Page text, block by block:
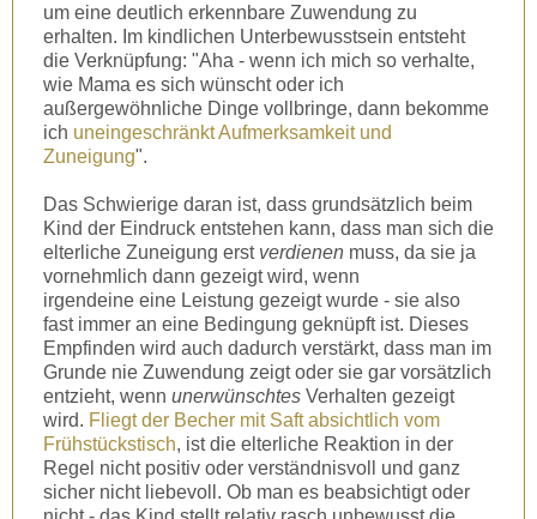
um eine deutlich erkennbare Zuwendung zu
erhalten. Im kindlichen Unterbewusstsein entsteht
die Verknüpfung: "Aha - wenn ich mich so verhalte,
wie Mama es sich wünscht oder ich
außergewöhnliche Dinge vollbringe, dann bekomme
ich uneingeschränkt Aufmerksamkeit und
Zuneigung".
Das Schwierige daran ist, dass grundsätzlich beim
Kind der Eindruck entstehen kann, dass man sich die
elterliche Zuneigung erst verdienen muss, da sie ja
vornehmlich dann gezeigt wird, wenn
irgendeine eine Leistung gezeigt wurde - sie also
fast immer an eine Bedingung geknüpft ist. Dieses
Empfinden wird auch dadurch verstärkt, dass man im
Grunde nie Zuwendung zeigt oder sie gar vorsätzlich
entzieht, wenn unerwünschtes Verhalten gezeigt
wird. Fliegt der Becher mit Saft absichtlich vom
Frühstückstisch, ist die elterliche Reaktion in der
Regel nicht positiv oder verständnisvoll und ganz
sicher nicht liebevoll. Ob man es beabsichtigt oder